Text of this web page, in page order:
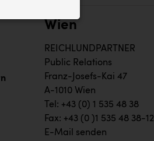
Wien
REICHLUNDPARTNER
Public Relations
Franz-Josefs-Kai 47
A-1010 Wien
Tel: +43 (0) 1 535 48 38
Fax: +43 (0 )1 535 48 38-12
E-Mail senden
Website